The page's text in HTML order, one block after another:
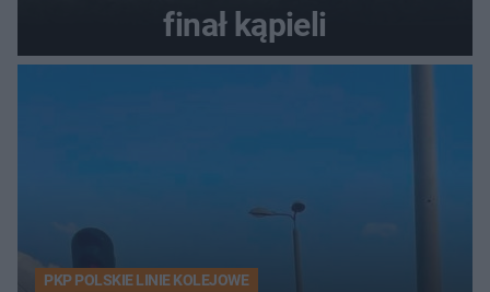
finał kąpieli
PKP POLSKIE LINIE KOLEJOWE